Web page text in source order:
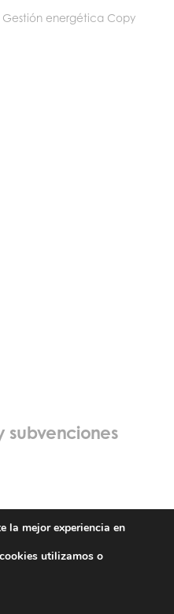
subvenciones
Gestión energética Copy
la mejor experiencia en
utilizamos o